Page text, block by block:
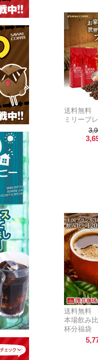
送料無料
ミリーブ
送料無料
本場飲み
杯分福袋